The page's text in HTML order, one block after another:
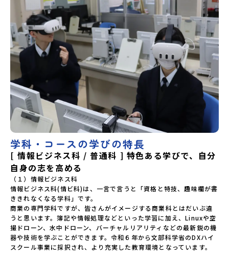
学科・コースの学びの特長
[ 情報ビジネス科 / 普通科 ] 特色ある学びで、自分
自身の志を高める
（１）情報ビジネス科
情報ビジネス科(情ビ科)は、一言で言うと「資格と特技、趣味欄が書
ききれなくなる学科」です。
商業の専門学科ですが、皆さんがイメージする商業科とはだいぶ違
うと思います。簿記や情報処理などといった学習に加え、Linuxや空
撮ドローン、水中ドローン、バーチャルリアリティなどの最新鋭の機
器や技術を学ぶことができます。令和６年から文部科学省のDXハイ
スクール事業に採択され、より充実した教育環境となっています。